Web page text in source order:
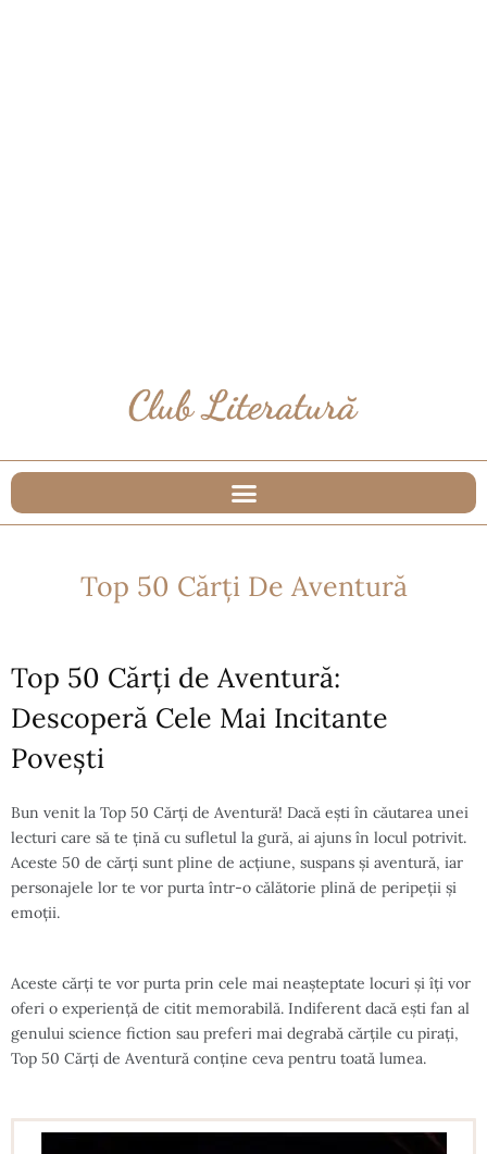
Top 50 Cărți De Aventură
Top 50 Cărți de Aventură:
Descoperă Cele Mai Incitante
Povești
Bun venit la Top 50 Cărți de Aventură! Dacă ești în căutarea unei
lecturi care să te țină cu sufletul la gură, ai ajuns în locul potrivit.
Aceste 50 de cărți sunt pline de acțiune, suspans și aventură, iar
personajele lor te vor purta într-o călătorie plină de peripeții și
emoții.
Aceste cărți te vor purta prin cele mai neașteptate locuri și îți vor
oferi o experiență de citit memorabilă. Indiferent dacă ești fan al
genului science fiction sau preferi mai degrabă cărțile cu pirați,
Top 50 Cărți de Aventură conține ceva pentru toată lumea.